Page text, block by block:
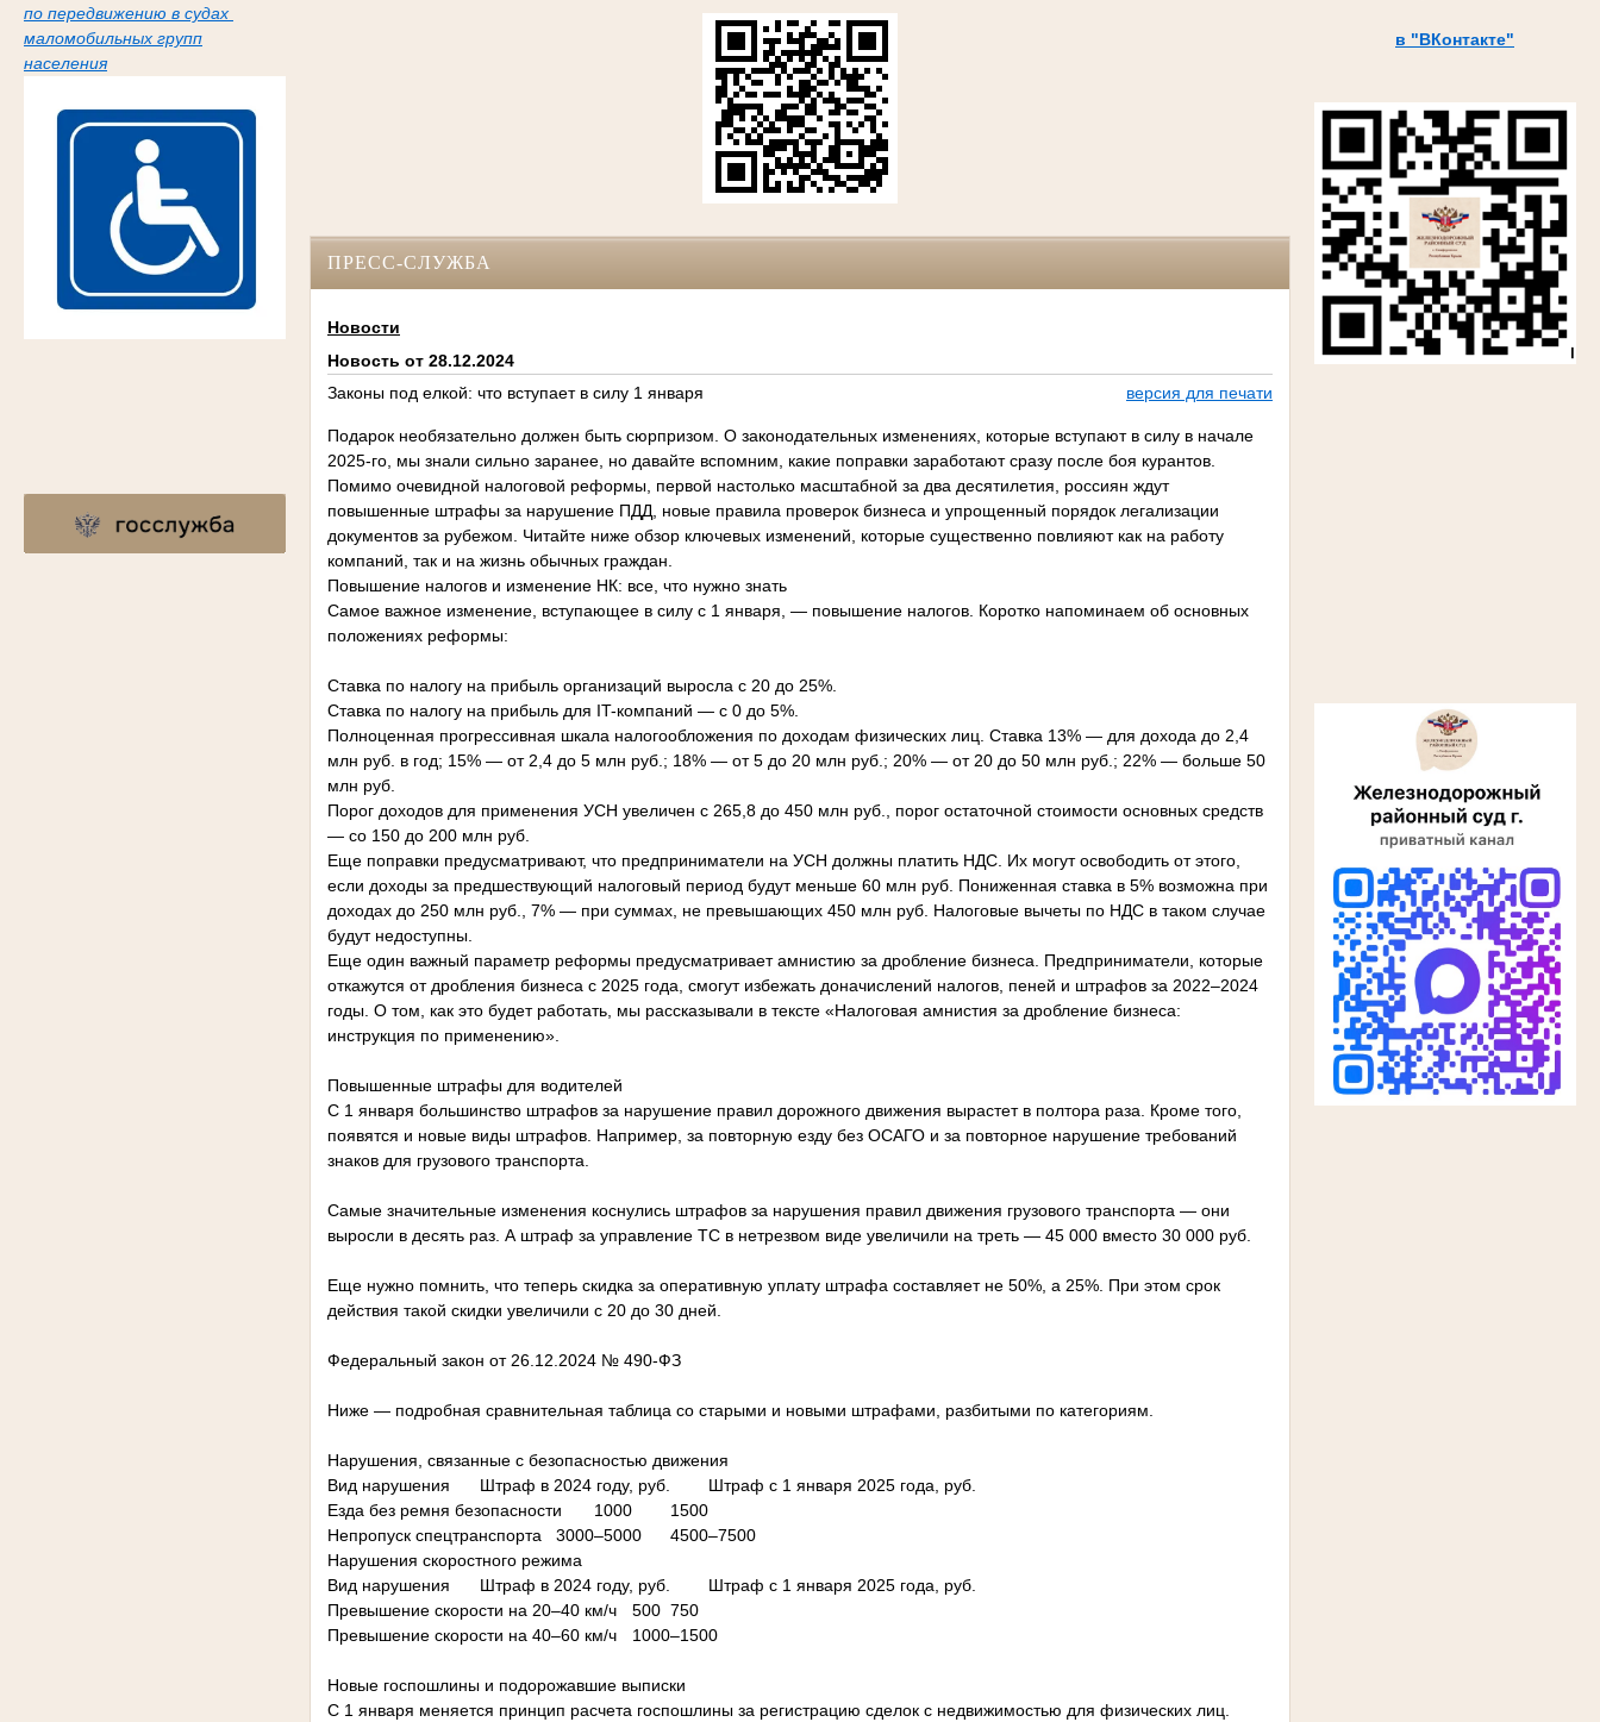
по передвижению в судах
маломобильных групп
населения
в "ВКонтакте"
ПРЕСС-СЛУЖБА
Новости
Новость от 28.12.2024
Законы под елкой: что вступает в силу 1 января
версия для печати
Подарок необязательно должен быть сюрпризом. О законодательных изменениях, которые вступают в силу в начале
2025-го, мы знали сильно заранее, но давайте вспомним, какие поправки заработают сразу после боя курантов.
Помимо очевидной налоговой реформы, первой настолько масштабной за два десятилетия, россиян ждут
повышенные штрафы за нарушение ПДД, новые правила проверок бизнеса и упрощенный порядок легализации
документов за рубежом. Читайте ниже обзор ключевых изменений, которые существенно повлияют как на работу
компаний, так и на жизнь обычных граждан.
Повышение налогов и изменение НК: все, что нужно знать
Самое важное изменение, вступающее в силу с 1 января, — повышение налогов. Коротко напоминаем об основных
положениях реформы:
Ставка по налогу на прибыль организаций выросла с 20 до 25%.
Ставка по налогу на прибыль для IT-компаний — с 0 до 5%.
Полноценная прогрессивная шкала налогообложения по доходам физических лиц. Ставка 13% — для дохода до 2,4
млн руб. в год; 15% — от 2,4 до 5 млн руб.; 18% — от 5 до 20 млн руб.; 20% — от 20 до 50 млн руб.; 22% — больше 50
млн руб.
Порог доходов для применения УСН увеличен с 265,8 до 450 млн руб., порог остаточной стоимости основных средств
— со 150 до 200 млн руб.
Еще поправки предусматривают, что предприниматели на УСН должны платить НДС. Их могут освободить от этого,
если доходы за предшествующий налоговый период будут меньше 60 млн руб. Пониженная ставка в 5% возможна при
доходах до 250 млн руб., 7% — при суммах, не превышающих 450 млн руб. Налоговые вычеты по НДС в таком случае
будут недоступны.
Еще один важный параметр реформы предусматривает амнистию за дробление бизнеса. Предприниматели, которые
откажутся от дробления бизнеса с 2025 года, смогут избежать доначислений налогов, пеней и штрафов за 2022–2024
годы. О том, как это будет работать, мы рассказывали в тексте «Налоговая амнистия за дробление бизнеса:
инструкция по применению».
Повышенные штрафы для водителей
С 1 января большинство штрафов за нарушение правил дорожного движения вырастет в полтора раза. Кроме того,
появятся и новые виды штрафов. Например, за повторную езду без ОСАГО и за повторное нарушение требований
знаков для грузового транспорта.
Самые значительные изменения коснулись штрафов за нарушения правил движения грузового транспорта — они
выросли в десять раз. А штраф за управление ТС в нетрезвом виде увеличили на треть — 45 000 вместо 30 000 руб.
Еще нужно помнить, что теперь скидка за оперативную уплату штрафа составляет не 50%, а 25%. При этом срок
действия такой скидки увеличили с 20 до 30 дней.
Федеральный закон от 26.12.2024 № 490-ФЗ
Ниже — подробная сравнительная таблица со старыми и новыми штрафами, разбитыми по категориям.
Нарушения, связанные с безопасностью движения
Вид нарушения
Штраф в 2024 году, руб.
Штраф с 1 января 2025 года, руб.
Езда без ремня безопасности
1000
1500
Непропуск спецтранспорта
3000–5000
4500–7500
Нарушения скоростного режима
Вид нарушения
Штраф в 2024 году, руб.
Штраф с 1 января 2025 года, руб.
Превышение скорости на 20–40 км/ч
500 750
Превышение скорости на 40–60 км/ч
1000–1500
Новые госпошлины и подорожавшие выписки
С 1 января меняется принцип расчета госпошлины за регистрацию сделок с недвижимостью для физических лиц.